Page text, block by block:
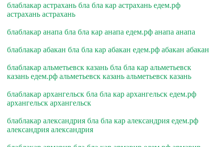
блаблакар астрахань бла бла кар астрахань едем.рф
астрахань астрахань
блаблакар анапа бла бла кар анапа едем.рф анапа анапа
блаблакар абакан бла бла кар абакан едем.рф абакан абакан
блаблакар альметьевск казань бла бла кар альметьевск
казань едем.рф альметьевск казань альметьевск казань
блаблакар архангельск бла бла кар архангельск едем.рф
архангельск архангельск
блаблакар александрия бла бла кар александрия едем.рф
александрия александрия